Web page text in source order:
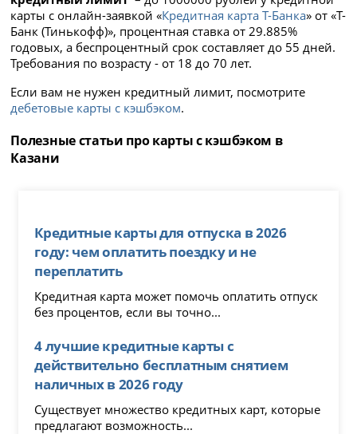
карты с онлайн-заявкой «Кредитная карта Т-Банка» от «Т-
Банк (Тинькофф)», процентная ставка от 29.885%
годовых, а беспроцентный срок составляет до 55 дней.
Требования по возрасту - от 18 до 70 лет.
Если вам не нужен кредитный лимит, посмотрите
дебетовые карты с кэшбэком.
Полезные статьи про карты с кэшбэком в
Казани
Кредитные карты для отпуска в 2026
году: чем оплатить поездку и не
переплатить
Кредитная карта может помочь оплатить отпуск
без процентов, если вы точно...
4 лучшие кредитные карты с
действительно бесплатным снятием
наличных в 2026 году
Существует множество кредитных карт, которые
предлагают возможность...